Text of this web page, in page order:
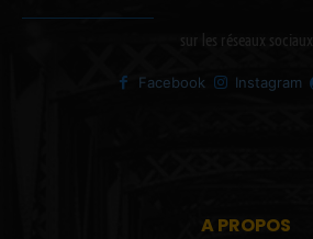
sur les réseaux sociaux
Facebook Instagram
A PROPOS